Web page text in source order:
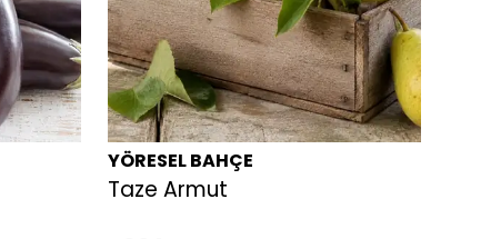
YÖRESEL BAHÇE
Taze Armut